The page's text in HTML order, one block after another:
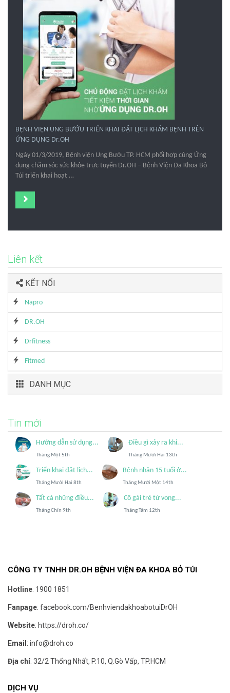
BỆNH VIỆN UNG BƯỚU TRIỂN KHAI ĐẶT LỊCH KHÁM BỆNH TRÊN
ỨNG DỤNG Dr.OH
Ngày 01/3/2019, Bệnh viện Ung Bướu TP. HCM phối hợp cùng Ứng
dụng chăm sóc sức khỏe trực tuyến Dr.OH – Bệnh Viện Đa Khoa Bỏ
Túi triển khai hoạt …
Liên kết
KẾT NỐI
Napro
DR.OH
Drfitness
Fitmed
DANH MỤC
Tin mới
Hướng dẫn sử dụng...
Tháng Một 5th
Điều gì xảy ra khi...
Tháng Mười Hai 13th
Triển khai đặt lịch...
Tháng Mười Hai 8th
Bệnh nhân 15 tuổi ở...
Tháng Mười Một 14th
Tất cả những điều...
Tháng Chín 9th
Cô gái trẻ tử vong...
Tháng Tám 12th
CÔNG TY TNHH DR.OH BỆNH VIỆN ĐA KHOA BỎ TÚI
Hotline: 1900 1851
Fanpage: facebook.com/BenhviendakhoabotuiDrOH
Website: https://droh.co/
Email : info@droh.co
Địa chỉ: 32/2 Thống Nhất, P.10, Q.Gò Vấp, TP.HCM
DỊCH VỤ